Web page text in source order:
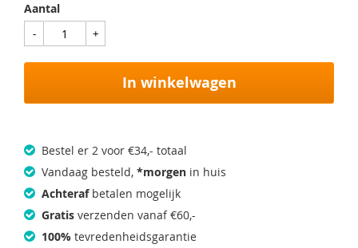
Aantal
In winkelwagen
Bestel er 2 voor €34,- totaal
Vandaag besteld, *morgen in huis
Achterafbetalen mogelijk
Gratis verzenden vanaf €60,-
100% tevredenheidsgarantie